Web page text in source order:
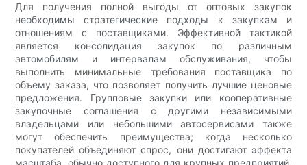
Для получения полной выгоды от оптовых закупок
необходимы стратегические подходы к закупкам и
отношениям с поставщиками. Эффективной тактикой
является консолидация закупок по различным
автомобилям и интервалам обслуживания, чтобы
выполнить минимальные требования поставщика по
объему заказа, что позволяет получить лучшие ценовые
предложения. Групповые закупки или кооперативные
закупочные соглашения с другими независимыми
владельцами или небольшими автосервисами также
могут обеспечить преимущества; когда несколько
покупателей объединяют спрос, они достигают эффекта